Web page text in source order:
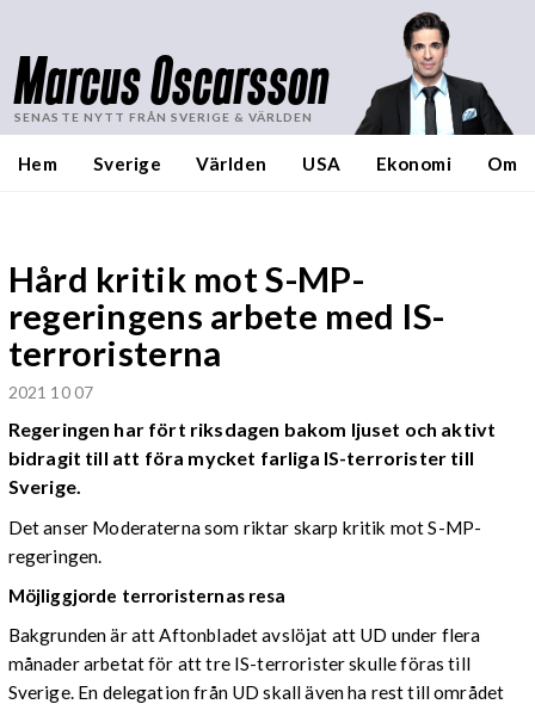
Marcus Oscarsson
SENASTE NYTT FRÅN SVERIGE & VÄRLDEN
Hem Sverige Världen USA Ekonomi Om
Hård kritik mot S-MP-
regeringens arbete med IS-
terroristerna
2021 10 07
Regeringen har fört riksdagen bakom ljuset och aktivt
bidragit till att föra mycket farliga IS-terrorister till
Sverige.
Det anser Moderaterna som riktar skarp kritik mot S-MP-
regeringen.
Möjliggjorde terroristernas resa
Bakgrunden är att Aftonbladet avslöjat att UD under flera
månader arbetat för att tre IS-terrorister skulle föras till
Sverige. En delegation från UD skall även ha rest till området